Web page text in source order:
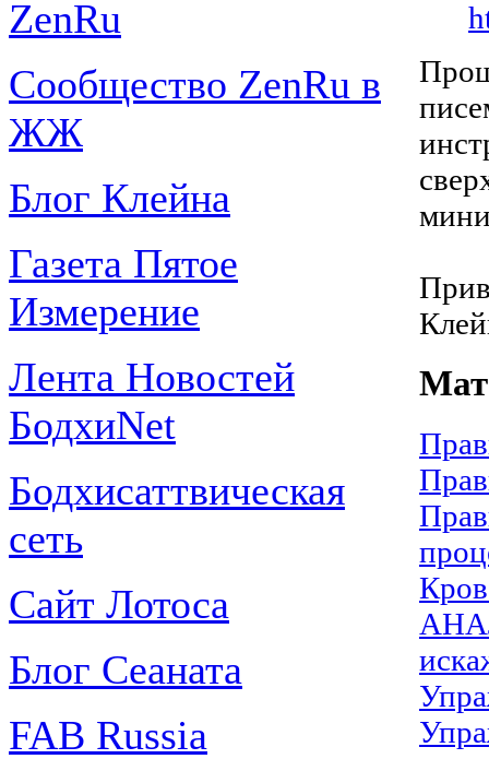
ZenRu
Сообщество ZenRu в
ЖЖ
Блог Клейна
Газета Пятое
Измерение
Лента Новостей
БодхиNet
Бодхисаттвическая
сеть
Сайт Лотоса
Блог Сеаната
FAB Russia